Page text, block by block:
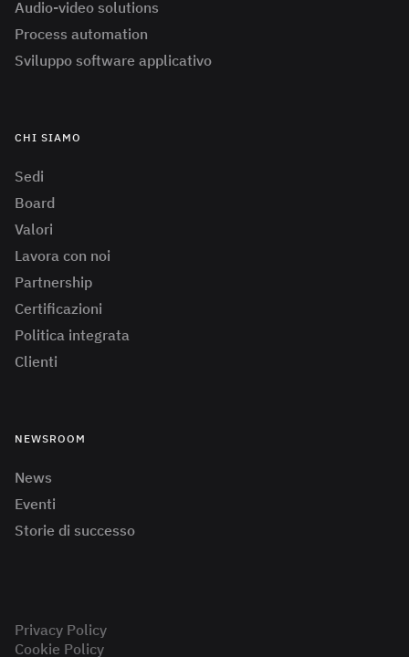
Audio-video solutions
Process automation
Sviluppo software applicativo
CHI SIAMO
Sedi
Board
Valori
Lavora con noi
Partnership
Certificazioni
Politica integrata
Clienti
NEWSROOM
News
Eventi
Storie di successo
Privacy Policy
Cookie Policy